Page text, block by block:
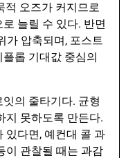
적 오즈가 커지므로
늘릴 수 있다. 반면
가 압축되며, 포스트
롭 기대값 중심의
의 줄타기다. 균형
지 못하도록 만든다.
있다면, 예컨대 콜 과
이 관찰될 때는 과감